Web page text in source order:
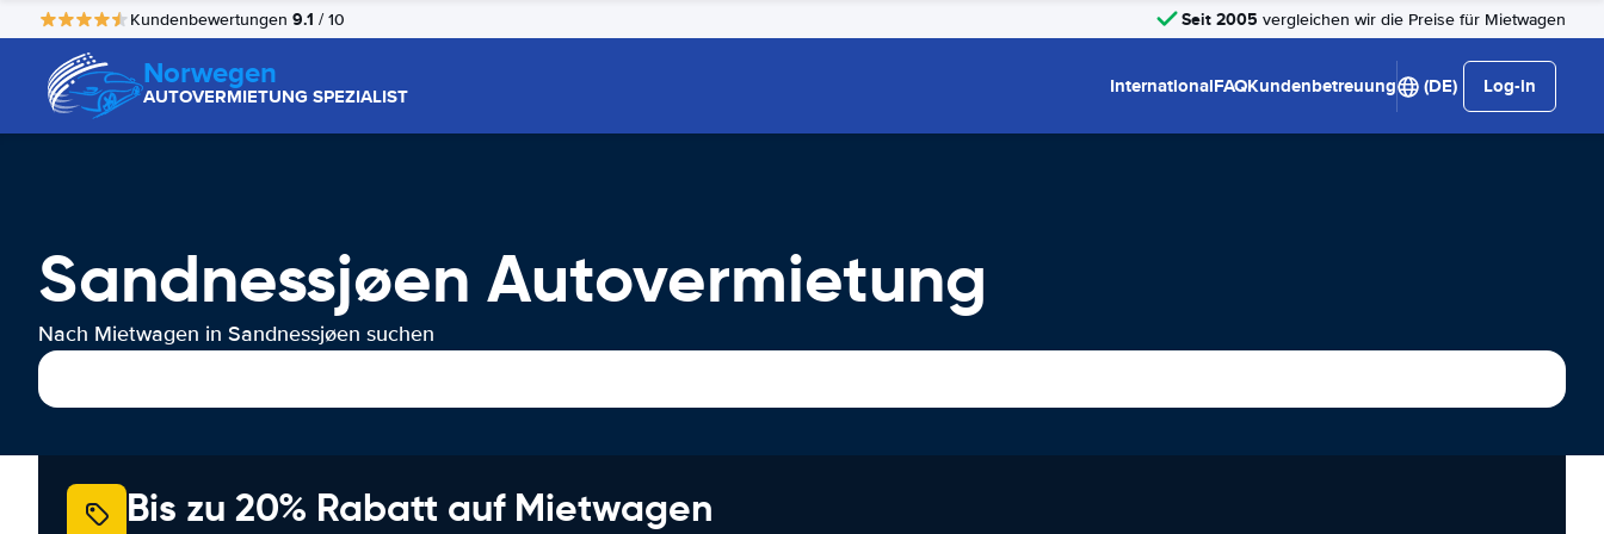
Kundenbewertungen 9.1 / 10 Seit 2005 vergleichen wir die Preise für Mietwagen
Norwegen
AUTOVERMIETUNG SPEZIALIST InternationalFAQKundenbetreuung (DE) Log-in
Sandnessjøen Autovermietung
Nach Mietwagen in Sandnessjøen suchen
Bis zu 20% Rabatt auf Mietwagen